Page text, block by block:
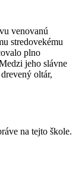
venovanú
stredovekému
plno
jeho slávne
oltár,
na tejto škole.